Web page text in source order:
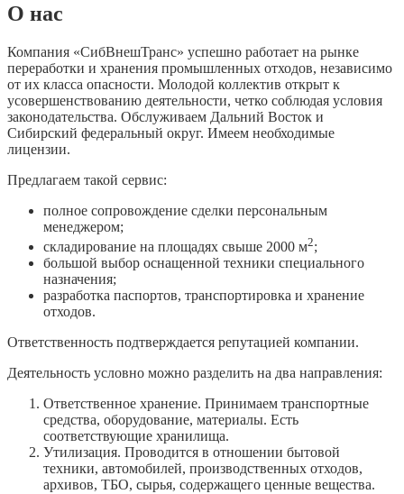
О нас
Компания «СибВнешТранс» успешно работает на рынке
переработки и хранения промышленных отходов, независимо
от их класса опасности. Молодой коллектив открыт к
усовершенствованию деятельности, четко соблюдая условия
законодательства. Обслуживаем Дальний Восток и
Сибирский федеральный округ. Имеем необходимые
лицензии.
Предлагаем такой сервис:
полное сопровождение сделки персональным
менеджером;
складирование на площадях свыше 2000 м2;
большой выбор оснащенной техники специального
назначения;
разработка паспортов, транспортировка и хранение
отходов.
Ответственность подтверждается репутацией компании.
Деятельность условно можно разделить на два направления:
Ответственное хранение. Принимаем транспортные
средства, оборудование, материалы. Есть
соответствующие хранилища.
Утилизация. Проводится в отношении бытовой
техники, автомобилей, производственных отходов,
архивов, ТБО, сырья, содержащего ценные вещества.